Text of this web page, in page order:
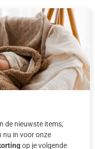
de nieuwste items,
nu in voor onze
op je volgende